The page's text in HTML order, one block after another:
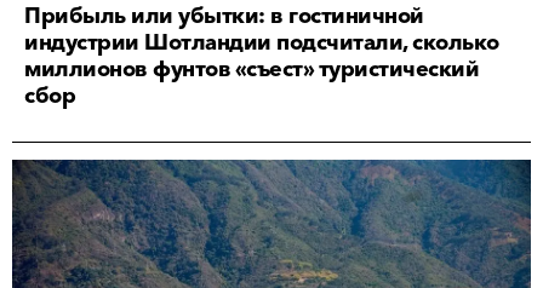
Прибыль или убытки: в гостиничной
индустрии Шотландии подсчитали, сколько
миллионов фунтов «съест» туристический
сбор